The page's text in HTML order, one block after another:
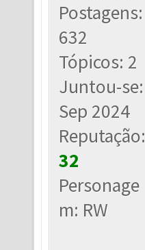
Postagens:
632
Tópicos: 2
Juntou-se:
Sep 2024
Reputação:
32
Personage
m: RW